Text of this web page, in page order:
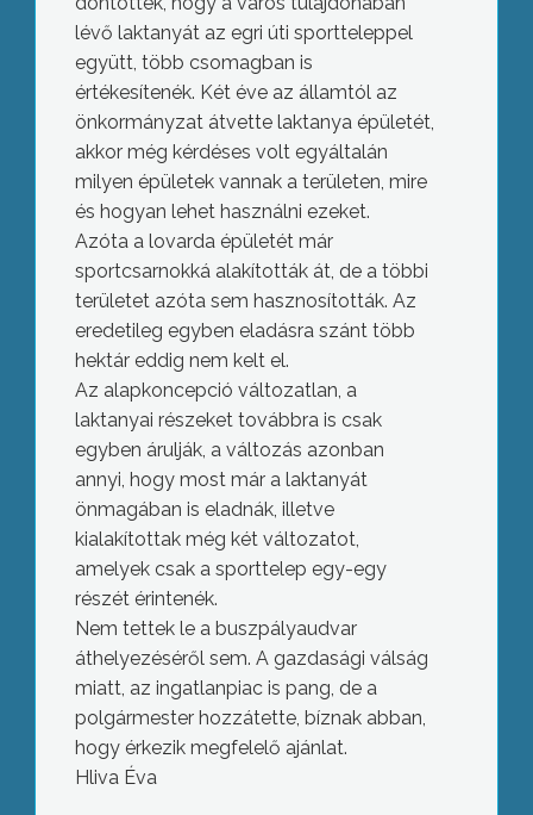
lévő laktanyát az egri úti sportteleppel
együtt, több csomagban is
értékesítenék. Két éve az államtól az
önkormányzat átvette laktanya épületét,
akkor még kérdéses volt egyáltalán
milyen épületek vannak a területen, mire
és hogyan lehet használni ezeket.
Azóta a lovarda épületét már
sportcsarnokká alakították át, de a többi
területet azóta sem hasznosították. Az
eredetileg egyben eladásra szánt több
hektár eddig nem kelt el.
Az alapkoncepció változatlan, a
laktanyai részeket továbbra is csak
egyben árulják, a változás azonban
annyi, hogy most már a laktanyát
önmagában is eladnák, illetve
kialakítottak még két változatot,
amelyek csak a sporttelep egy-egy
részét érintenék.
Nem tettek le a buszpályaudvar
áthelyezéséről sem. A gazdasági válság
miatt, az ingatlanpiac is pang, de a
polgármester hozzátette, bíznak abban,
hogy érkezik megfelelő ajánlat.
Hliva Éva